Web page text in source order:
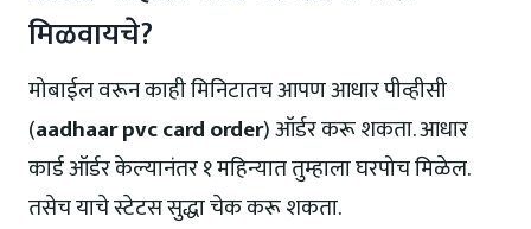
मिळवायचे?
मोबाईल वरून काही मिनिटातच आपण आधार पीव्हीसी
(aadhaar pvc card order) ऑर्डर करू शकता. आधार
कार्ड ऑर्डर केल्यानंतर १ महिन्यात तुम्हाला घरपोच मिळेल.
तसेच याचे स्टेटस सुद्धा चेक करू शकता.